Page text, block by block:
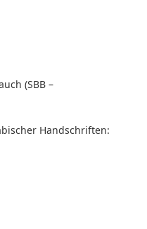
(SBB –
Handschriften: